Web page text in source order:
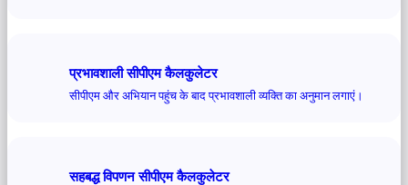
प्रभावशाली सीपीएम कैलकुलेटर
सीपीएम और अभियान पहुंच के बाद प्रभावशाली व्यक्ति का अनुमान लगाएं।
सहबद्ध विपणन सीपीएम कैलकुलेटर